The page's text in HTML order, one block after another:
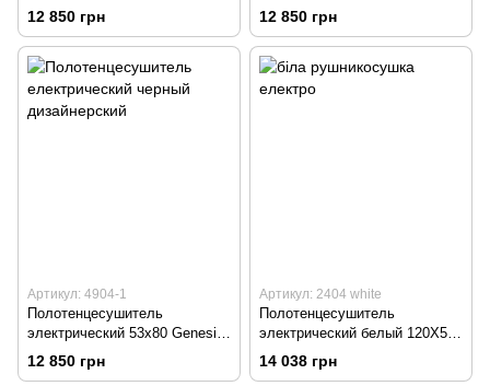
DRY белый
12 850 грн
DRY графит
12 850 грн
Артикул: 4904-1
Полотенцесушитель
электрический 53х80 Genesis
DRY черный
12 850 грн
Артикул: 2404 white
Полотенцесушитель
электрический белый 120Х55
Barker DRY
14 038 грн